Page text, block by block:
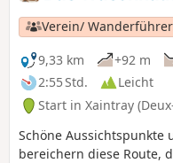
Rousillon über die Autize
durch die Hochwasser
Wochen weggerissen.
Xaintray (20.03.2024)
Verein/
9,33 km
+92 m
2:55 Std.
Leicht
Start in Xaintray
Schöne Aussichtspunkte
bereichern diese Route,